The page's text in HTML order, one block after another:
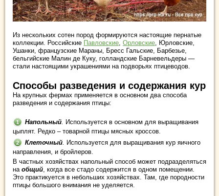
Из нескольких сотен пород формируются настоящие пернатые
коллекции. Российские Павловские Орловские , Юрловские,
Ушанки, французские Мараны, Бресс Гальские, Барбезье,
бельгийские Малин де Куку, голландские Барневельдеры —
стали настоящими украшениями на подворьях птицеводов.
Способы разведения и содержания кур
На крупных фермах применяется в основном два способа
разведения и содержания птицы:
Напольный
Используется в основном для выращивания
цыплят. Редко – товарной птицы мясных кроссов.
Клеточный
Используется для выращивания кур яичного
направления, и бройлеров.
В частных хозяйствах напольный способ может подразделяться
на общий , когда все стадо содержится в одном помещении.
Это практикуется в небольших хозяйствах. Там, где породности
птицы большого внимания не уделяется.